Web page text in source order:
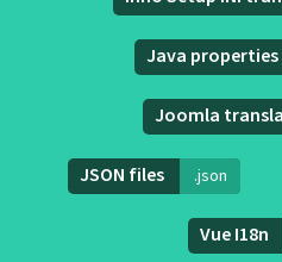
Java properties
Joomla
JSON files .json
Vue I18n